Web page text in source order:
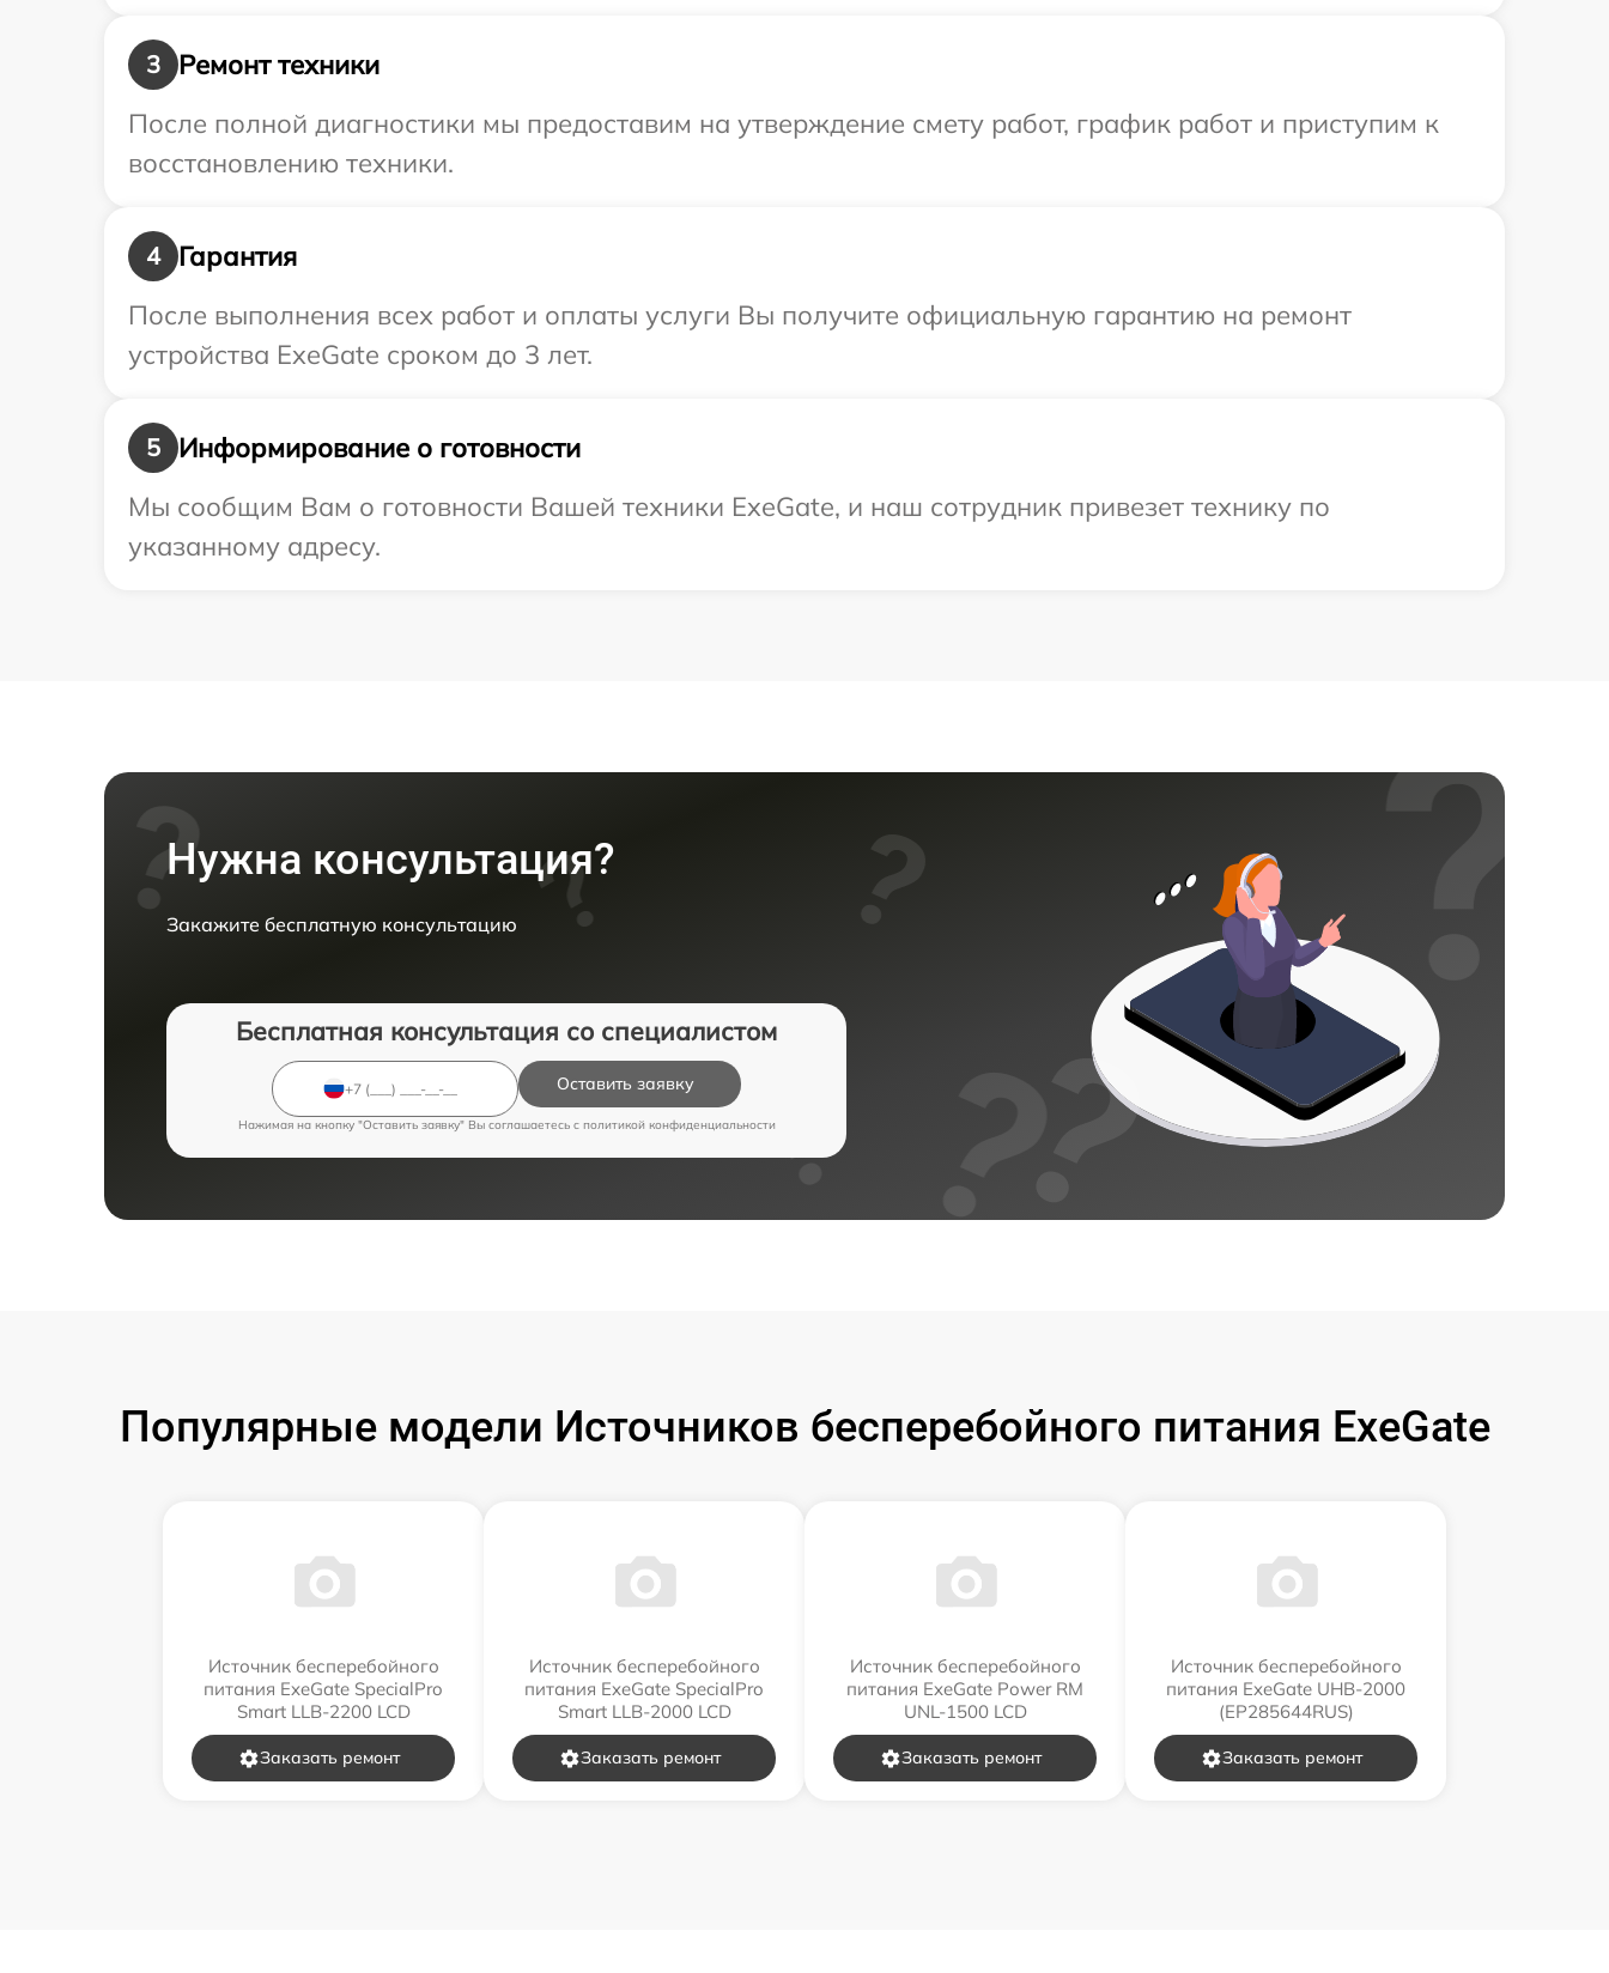
3
Ремонт техники
После полной диагностики мы предоставим на утверждение смету работ, график работ и приступим к
восстановлению техники.
4
Гарантия
После выполнения всех работ и оплаты услуги Вы получите официальную гарантию на ремонт
устройства ExeGate сроком до 3 лет.
5
Информирование о готовности
Мы сообщим Вам о готовности Вашей техники ExeGate, и наш сотрудник привезет технику по
указанному адресу.
Нужна консультация?
Закажите бесплатную консультацию
Бесплатная консультация со специалистом
Оставить заявку
Нажимая на кнопку "Оставить заявку" Вы соглашаетесь c политикой конфиденциальности
Популярные модели Источников бесперебойного питания ExeGate
Источник бесперебойного
питания ExeGate SpecialPro
Smart LLB-2200 LCD
Заказать ремонт
Источник бесперебойного
питания ExeGate SpecialPro
Smart LLB-2000 LCD
Заказать ремонт
Источник бесперебойного
питания ExeGate Power RM
UNL-1500 LCD
Заказать ремонт
Источник бесперебойного
питания ExeGate UHB-2000
(EP285644RUS)
Заказать ремонт